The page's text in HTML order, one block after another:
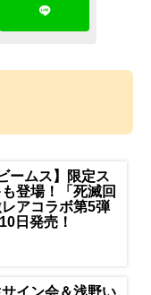
ームス】限定ス
登場！「死滅回
アコラボ第5弾
日発売！
イン会＆浅野い